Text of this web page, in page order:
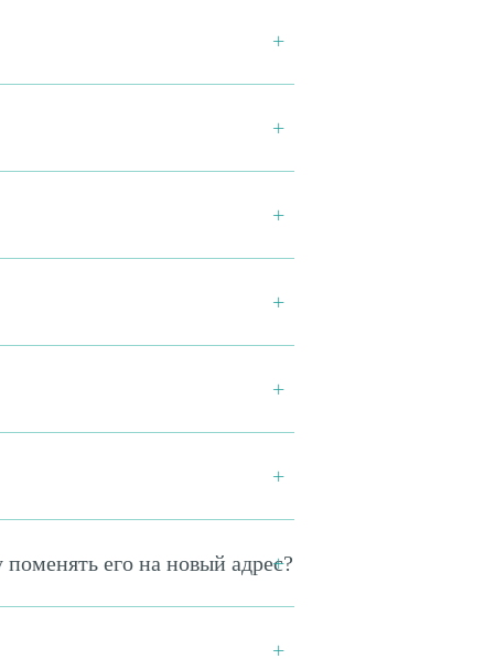
его на новый адрес?